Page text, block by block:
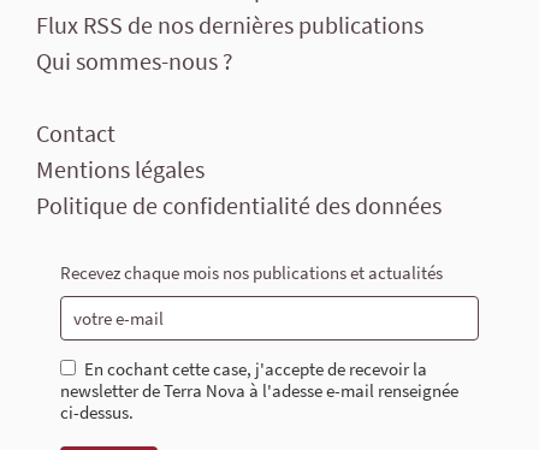
Flux RSS de nos dernières publications
Qui sommes-nous ?
Contact
Mentions légales
Politique de confidentialité des données
Recevez chaque mois nos publications et actualités
En cochant cette case, j'accepte de recevoir la
newsletter de Terra Nova à l'adesse e-mail renseignée
ci-dessus.